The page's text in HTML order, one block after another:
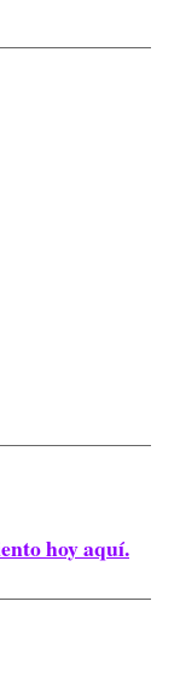
hoy aquí.